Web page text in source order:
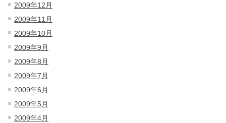
2009年12月
2009年11月
2009年10月
2009年9月
2009年8月
2009年7月
2009年6月
2009年5月
2009年4月